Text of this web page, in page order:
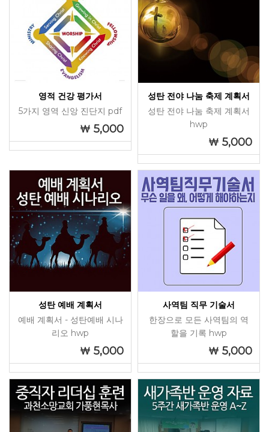
영적 건강 평가서
5가지 영역 신앙 진단지 pdf
5,000
성탄 전야 나눔 축제 계획서
성탄 전야 나눔 축제 계획서
hwp
5,000
성탄 예배 계획서
예배 계획서 - 성탄예배 시나
리오 hwp
5,000
사역팀 직무 기술서
한장으로 모든 사역팀의 역
할을 기록 hwp
5,000